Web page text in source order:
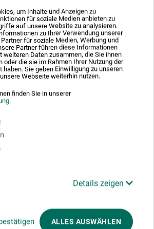
um Inhalte und Anzeigen zu
für soziale Medien anbieten zu
auf unsere Website zu analysieren.
zu Ihrer Verwendung unserer
für soziale Medien, Werbung und
Partner führen diese Informationen
weiteren Daten zusammen, die Sie ihnen
oder die sie im Rahmen Ihrer Nutzung der
haben. Sie geben Einwilligung zu unseren
Webseite weiterhin nutzen.
finden Sie in unserer
.
Details zeigen
ALLES AUSWÄHLEN
verschiedene Stärken,
Formate und sie sind mehr oder
Die besonders hochwertige
Papieren zeichnet sich durch die
Wissen von jahrhundertelanger
(0)
erste Bewertung zu diesem Produkt